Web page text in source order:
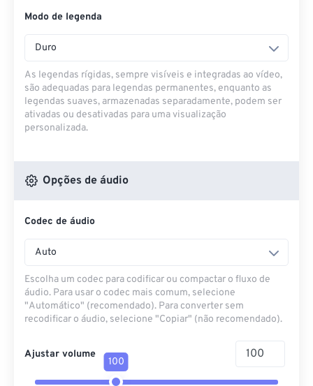
Modo de legenda
Duro
As legendas rígidas, sempre visíveis e integradas ao vídeo,
são adequadas para legendas permanentes, enquanto as
legendas suaves, armazenadas separadamente, podem ser
ativadas ou desativadas para uma visualização
personalizada.
Opções de áudio
Codec de áudio
Auto
Escolha um codec para codificar ou compactar o fluxo de
áudio. Para usar o codec mais comum, selecione
"Automático" (recomendado). Para converter sem
recodificar o áudio, selecione "Copiar" (não recomendado).
Ajustar volume
100